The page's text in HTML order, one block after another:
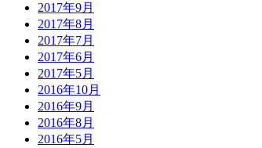
2017年9月
2017年8月
2017年7月
2017年6月
2017年5月
2016年10月
2016年9月
2016年8月
2016年5月